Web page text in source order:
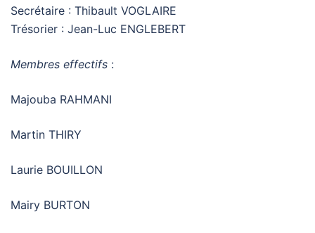
Secrétaire : Thibault VOGLAIRE
Trésorier : Jean-Luc ENGLEBERT
Membres effectifs :
Majouba RAHMANI
Martin THIRY
Laurie BOUILLON
Mairy BURTON